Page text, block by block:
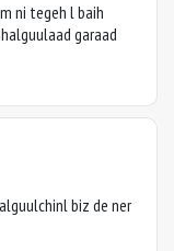
ni tegeh l baih
garaad
biz de ner